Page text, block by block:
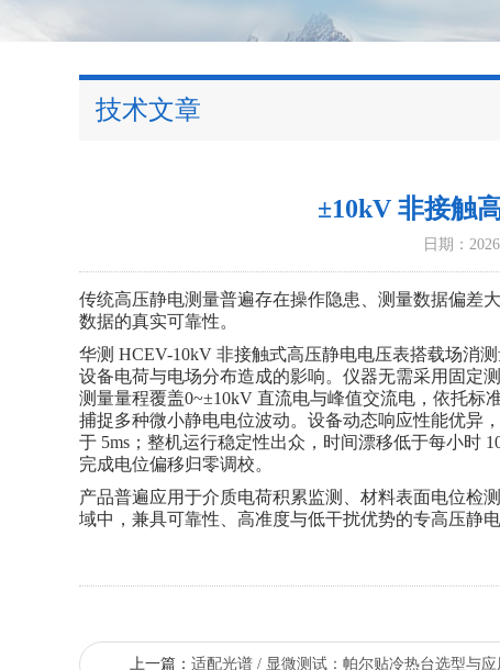
技术文章
±10kV 非接触
日期：
传统高压静电测量普遍存在操作隐患、测量数据偏差
数据的真实可靠性。
华测 HCEV-10kV 非接触式高压静电电压表搭载场消
设备电荷与电场分布造成的影响。 仪器无需采用固定
测量量程覆盖0~±10kV 直流电与峰值交流电，依托标
捕捉多种微小静电电位波动。 设备动态响应性能优异
于 5ms；整机运行稳定性出众，时间漂移低于每小时
完成电位偏移归零调校。
产品普遍应用于介质电荷积累监测、材料表面电位检
域中，兼具可靠性、高准度与低干扰优势的专高压静电
上一篇： 适配光谱 / 显微测试：帕尔贴冷热台选型与应